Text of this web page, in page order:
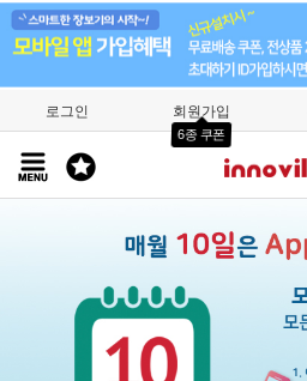
로그인 회원가입
6종 쿠폰